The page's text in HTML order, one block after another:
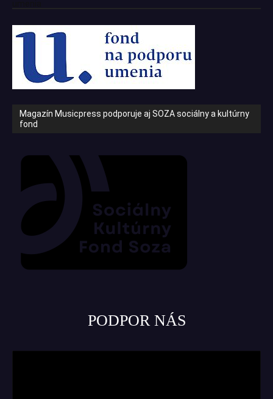
Magazín Musicpress podporuje aj SOZA sociálny a kultúrny
fond
PODPOR NÁS